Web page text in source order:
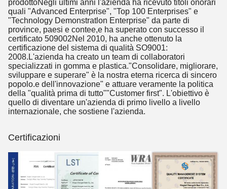
prodottoNegli ultimi anni l'azienda ha ricevuto titoli onorari
quali "Advanced Enterprise", "Top 100 Enterprises" e
"Technology Demonstratlon Enterprise" da parte di
province, paesi e contee,e ha superato con successo il
certificato 509002Nel 2010, ha anche ottenuto la
certificazione del sistema di qualità SO9001:
2008.L'azienda ha creato un team di collaboratori
specializzati in gomma e plastica."Consolidare, migliorare,
sviluppare e superare" è la nostra eterna ricerca di sincero
popolo.e dell'innovazione" e attuare veramente la politica
della "qualità prima di tutto""Customer first". L'obiettivo è
quello di diventare un'azienda di primo livello a livello
internazionale, che sostiene l'azienda.
Certificazioni